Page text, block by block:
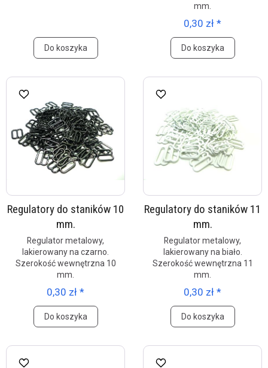
Do koszyka
mm.
0,30 zł *
Do koszyka
Regulatory do staników 10
mm.
Regulator metalowy,
lakierowany na czarno.
Szerokość wewnętrzna 10
mm.
0,30 zł *
Do koszyka
Regulatory do staników 11
mm.
Regulator metalowy,
lakierowany na biało.
Szerokość wewnętrzna 11
mm.
0,30 zł *
Do koszyka